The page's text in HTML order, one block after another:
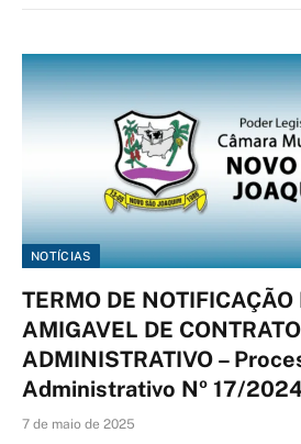
NOTÍCIAS
TERMO DE
AMIGAVEL DE CONTRATO
ADMINISTRATIVO –
Administrativo Nº 17/
7 de maio de 2025